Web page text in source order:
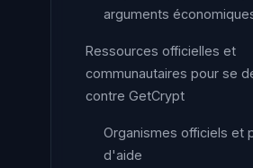
arguments
Ressources officielles et
communautaires pour se
contre GetCrypt
Organismes officiels et
d'aide